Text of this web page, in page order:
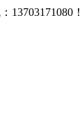
！